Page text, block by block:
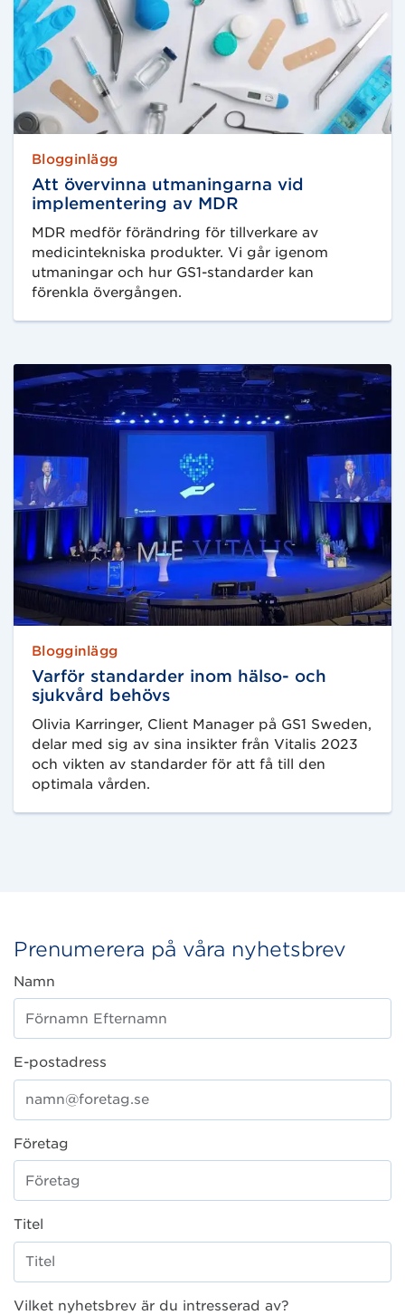
Blogginlägg
Att övervinna utmaningarna vid
implementering av MDR
MDR medför förändring för tillverkare av
medicintekniska produkter. Vi går igenom
utmaningar och hur GS1-standarder kan
förenkla övergången.
Blogginlägg
Varför standarder inom hälso- och
sjukvård behövs
Olivia Karringer, Client Manager på GS1 Sweden,
delar med sig av sina insikter från Vitalis 2023
och vikten av standarder för att få till den
optimala vården.
Prenumerera på våra nyhetsbrev
Namn
E-postadress
Företag
Titel
Vilket nyhetsbrev är du intresserad av?